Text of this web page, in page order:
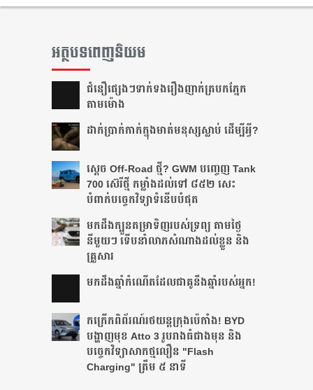
អត្ថបទពេញនិយម
ជំនឿ​ផ្សេងៗ​ទាក់ទង​រឿង​ញាក់​ត្របក​ភ្នែក​
តាម​ម៉ោង​
ដាក់​ប្រាក់​កាក់​ក្នុង​មាត់​មនុស្ស​ស្លាប់ ដើម្បី​អ្វី?
ស្តេច Off-Road ថ្មី? GWM បញ្ចេញ Tank
700 ស៊េរីថ្មី កម្លាំងដល់ទៅ ៨៥២ សេះ
បំពាក់បច្ចេកវិទ្យាទំនើបបំផុត
មកដឹងក្បួនតម្រាទិញរបស់ទ្រព្យ តាមថ្ងៃ
នីមួយៗ ទើបនាំលាភសំណាងដល់ខ្លួន និង
គ្រួសារ
មក​ដឹងឆ្នាំ​កំណើត​ដែល​ជា​គូ​នឹង​ឆ្នាំ​របស់​អ្នក!​
កក្រើកពិព័រណ៍រថយន្តក្រុងប៉េកាំង! BYD
បង្ហាញមុខ Atto 3 រូបរាងធំជាងមុន និង
បច្ចេកវិទ្យាសាកថ្មលឿន "Flash
Charging" ត្រឹម ៥ នាទី